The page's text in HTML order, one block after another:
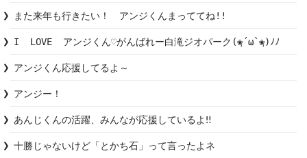
また来年も行きたい！　アンジくんまっててね!!
I  LOVE  アンジくん♡がんばれー白滝ジオパーク(❀ฺ´ω`❀ฺ)ﾉﾉ
アンジくん応援してるよ～
アンジー！
あんじくんの活躍、みんなが応援しているよ‼︎
十勝じゃないけど「とかち石」って言ったよネ